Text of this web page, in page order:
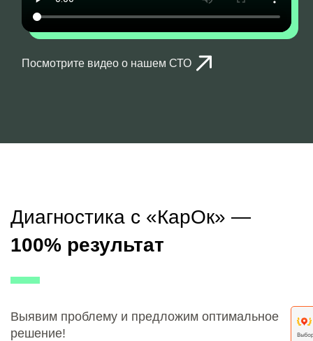
Посмотрите видео о нашем СТО
Диагностика с «КарОк» —
100% результат
Выявим проблему и предложим оптимальное
решение!